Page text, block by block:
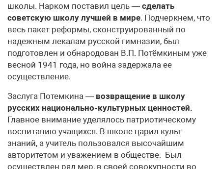
школы. Нарком поставил цель — сделать
советскую школу лучшей в мире. Подчеркнем, что
весь пакет реформы, сконструированный по
надежным лекалам русской гимназии, был
подготовлен и обнародован В.П. Потёмкиным уже
весной 1941 года, но война задержала ее
осуществление.
Заслуга Потемкина — возвращение в школу
русских национально-культурных ценностей.
Главное внимание уделялось патриотическому
воспитанию учащихся. В школе царил культ
знаний, а учитель пользовался высочайшим
авторитетом и уважением в обществе. Был
осуществлен ряд мер, в своей совокупности во